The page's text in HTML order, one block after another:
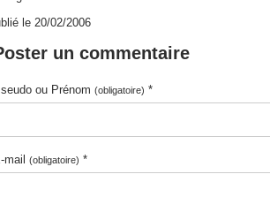
le 20/02/2006
un commentaire
ou Prénom (obligatoire) *
mail (obligatoire) *